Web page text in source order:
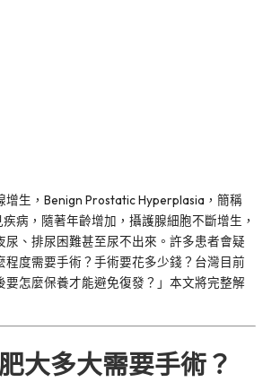
增生，Benign Prostatic Hyperplasia，簡稱
病，隨著年齡增加，攝護腺細胞不斷增生，
尿、排尿困難甚至尿不出來。許多患者會疑
程度需要手術？手術要花多少錢？台灣目前
要怎麼保養才能避免復發？」本文將完整解
大多大需要手術？